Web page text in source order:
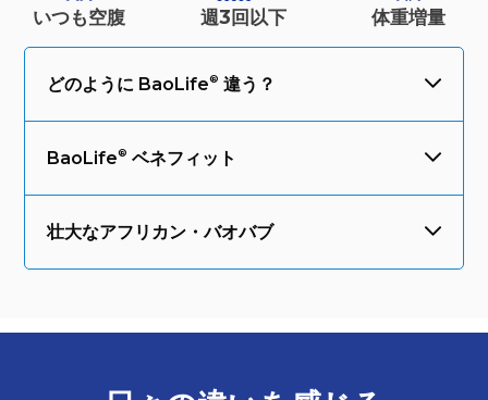
いつも空腹 週3回以下 体重増量
どのように BaoLife 違う？
BaoLife ベネフィット
壮大なアフリカン・バオバブ